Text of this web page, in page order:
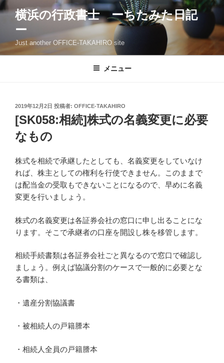
コ
ン
ツ
横浜の行政書士 ーちたみた日記
ー
Just another OFFICE-TAKAHIRO site
メニュー
投
稿
日:
2019年12月2日 投稿者: OFFICE-TAKAHIRO
[SK058:相続]株式の名義変更に必要
なもの
株式を相続で承継したとしても、名義変更をしていなけ
れば、株主としての権利を行使できません。このままで
は配当金の受取もできないことになるので、早めに名義
変更を行いましょう。
株式の名義変更は各証券会社の窓口に申し出ることにな
ります。そこで承継者の口座を開設し株を移管します。
相続手続書類は各証券会社ごと異なるので窓口で確認し
ましょう。例えば協議分割のケースで一般的に必要とな
る書類は、
・遺産分割協議書
・被相続人の戸籍謄本
・相続人全員の戸籍謄本